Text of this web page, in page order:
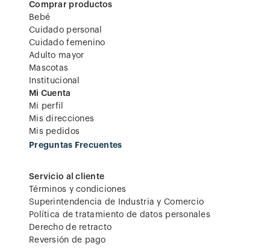
Comprar productos
Bebé
Cuidado personal
Cuidado femenino
Adulto mayor
Mascotas
Institucional
Mi Cuenta
Mi perfil
Mis direcciones
Mis pedidos
Preguntas Frecuentes
Servicio al cliente
Términos y condiciones
Superintendencia de Industria y Comercio
Política de tratamiento de datos personales
Derecho de retracto
Reversión de pago